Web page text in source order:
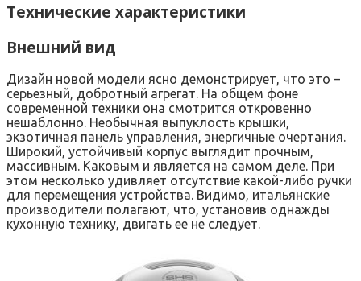
Технические характеристики
Внешний вид
Дизайн новой модели ясно демонстрирует, что это –
серьезный, добротный агрегат. На общем фоне
современной техники она смотрится откровенно
нешаблонно. Необычная выпуклость крышки,
экзотичная панель управления, энергичные очертания.
Широкий, устойчивый корпус выглядит прочным,
массивным. Каковым и является на самом деле. При
этом несколько удивляет отсутствие какой-либо ручки
для перемещения устройства. Видимо, итальянские
производители полагают, что, установив однажды
кухонную технику, двигать ее не следует.